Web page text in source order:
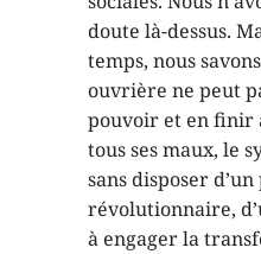
doute là-dessus.
temps, nous
ouvrière ne peut
pouvoir et en finir
tous ses maux, le
sans disposer
révolutionnaire,
à engager la